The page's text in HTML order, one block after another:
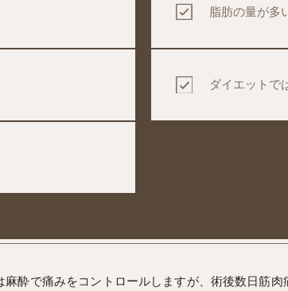
脂肪の量が多
ダイエットで
⿇酔で痛みをコントロールしますが、術後数⽇筋⾁